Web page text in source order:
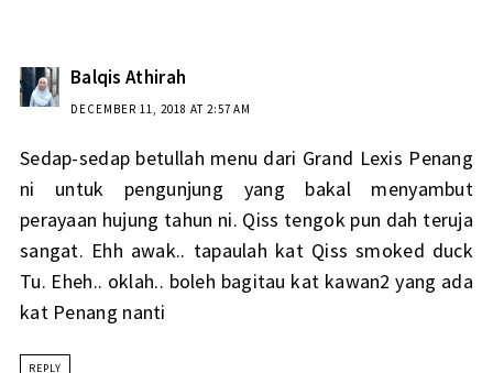
Balqis Athirah
DECEMBER 11, 2018 AT 2:57 AM
Sedap-sedap betullah menu dari Grand Lexis Penang
ni untuk pengunjung yang bakal menyambut
perayaan hujung tahun ni. Qiss tengok pun dah teruja
sangat. Ehh awak.. tapaulah kat Qiss smoked duck
Tu. Eheh.. oklah.. boleh bagitau kat kawan2 yang ada
kat Penang nanti
REPLY